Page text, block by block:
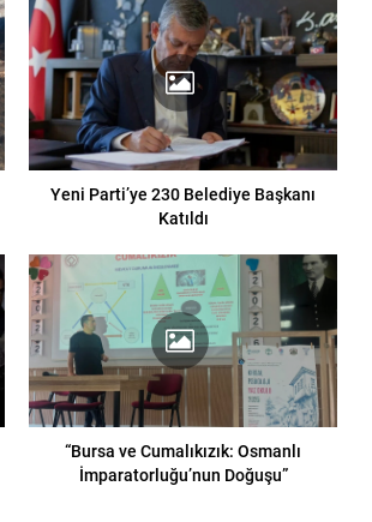
Yeni Parti’ye 230 Belediye Başkanı
Katıldı
“Bursa ve Cumalıkızık: Osmanlı
İmparatorluğu’nun Doğuşu”